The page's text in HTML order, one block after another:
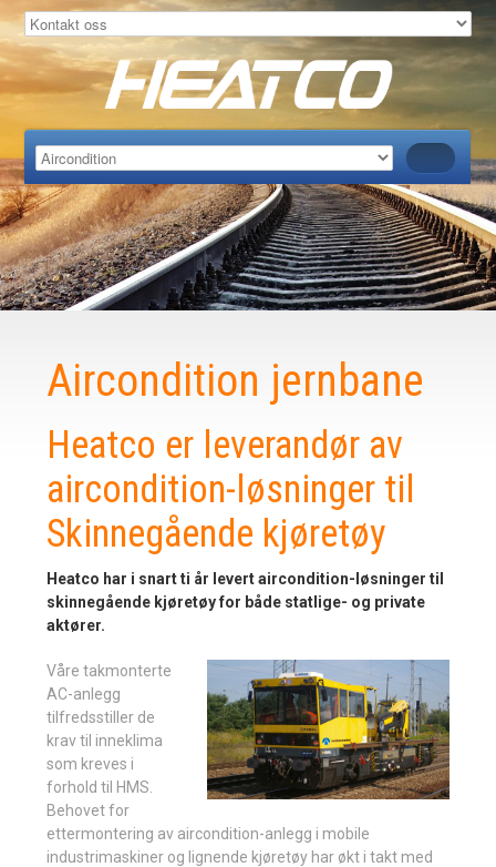
Aircondition jernbane
Heatco er leverandør av
aircondition-løsninger til
Skinnegående kjøretøy
Heatco har i snart ti år levert aircondition-løsninger til
skinnegående kjøretøy for både statlige- og private
aktører.
Våre takmonterte
AC-anlegg
tilfredsstiller de
krav til inneklima
som kreves i
forhold til HMS.
Behovet for
ettermontering av aircondition-anlegg i mobile
industrimaskiner og lignende kjøretøy har økt i takt med